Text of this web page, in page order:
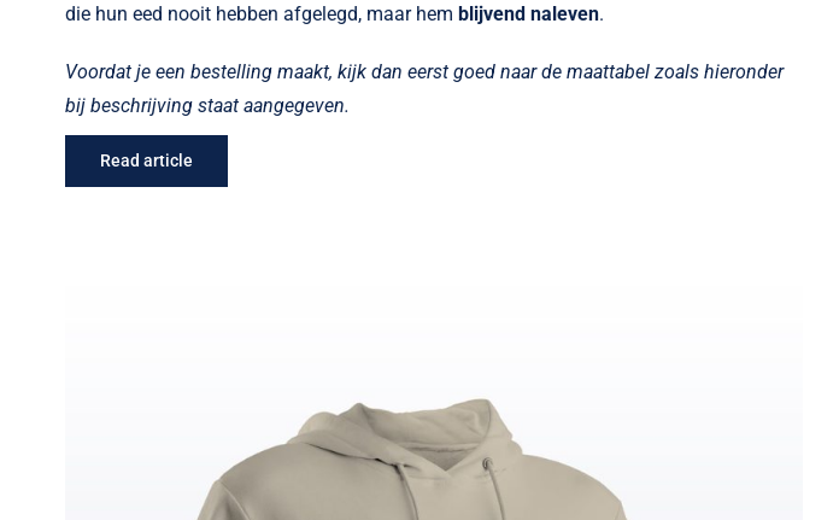
die hun eed nooit hebben afgelegd, maar hem blijvend naleven.
Voordat je een bestelling maakt, kijk dan eerst goed naar de maattabel zoals hieronder
bij beschrijving staat aangegeven.
Read article